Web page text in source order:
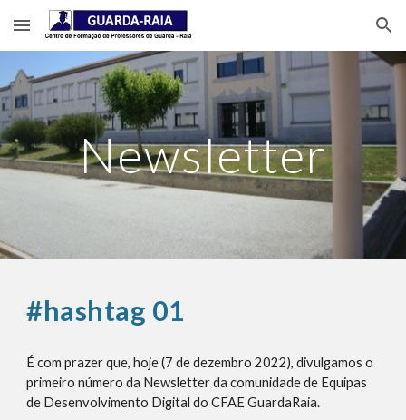
Skip to main content Skip to navigation
Newsletter
#hashtag 01
É com prazer que, hoje (7 de dezembro 2022), divulgamos o
primeiro número da Newsletter da comunidade de Equipas
de Desenvolvimento Digital do CFAE GuardaRaia.